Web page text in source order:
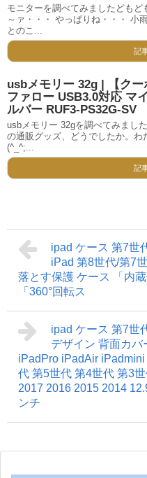
モニターを調べてみましたども
～ァ・・・ やっぱりね・・・ 小
とのこ...
記
usbメモリー 32g | 【ク
ファロー USB3.0対応 マ
ルバー RUF3-PS32G-SV
usbメモリー 32gを調べてみまし
の通販グッズ、どうでしたか。わ
(^_^;...
記
ipad ケース 第7世
iPad 第8世代/第7
落とす保護 ケース 「内
「360°回転ス
ipad ケース 第7世
デザイン 背面カバ
iPadPro iPadAir
代 第5世代 第4世代 第3
2017 2016 2015 2014
ンチ